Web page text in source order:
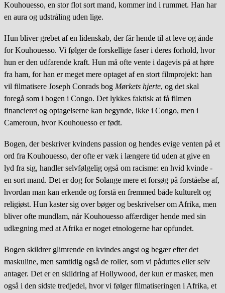
Kouhouesso, en stor flot sort mand, kommer ind i rummet. Han har
en aura og udstråling uden lige.
Hun bliver grebet af en lidenskab, der får hende til at leve og ånde
for Kouhouesso. Vi følger de forskellige faser i deres forhold, hvor
hun er den udfarende kraft. Hun må ofte vente i dagevis på at høre
fra ham, for han er meget mere optaget af en stort filmprojekt: han
vil filmatisere Joseph Conrads bog Mørkets hjerte, og det skal
foregå som i bogen i Congo. Det lykkes faktisk at få filmen
financieret og optagelserne kan begynde, ikke i Congo, men i
Cameroun, hvor Kouhouesso er født.
Bogen, der beskriver kvindens passion og hendes evige venten på et
ord fra Kouhouesso, der ofte er væk i længere tid uden at give en
lyd fra sig, handler selvfølgelig også om racisme: en hvid kvinde -
en sort mand. Det er dog for Solange mere et forsøg på forståelse af,
hvordan man kan erkende og forstå en fremmed både kulturelt og
religiøst. Hun kaster sig over bøger og beskrivelser om Afrika, men
bliver ofte mundlam, når Kouhouesso affærdiger hende med sin
udlægning med at Afrika er noget etnologerne har opfundet.
Bogen skildrer glimrende en kvindes angst og begær efter det
maskuline, men samtidig også de roller, som vi påduttes eller selv
antager. Det er en skildring af Hollywood, der kun er masker, men
også i den sidste tredjedel, hvor vi følger filmatiseringen i Afrika, et